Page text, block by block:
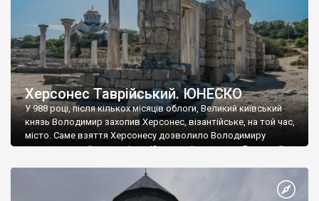
Херсонес Таврійський. ЮНЕСКО
У 988 році, після кількох місяців облоги, Великий київський
князь Володимир захопив Херсонес, візантійське, на той час,
місто. Саме взяття Херсонесу дозволило Володимиру
диктувати свої умови візантійському імператору Василю ІІ, та
Херсонесі Володимир-язичник, став Василем-християнином.
А потім було Хрещення Русі. На честь Херсонесу Таврійського